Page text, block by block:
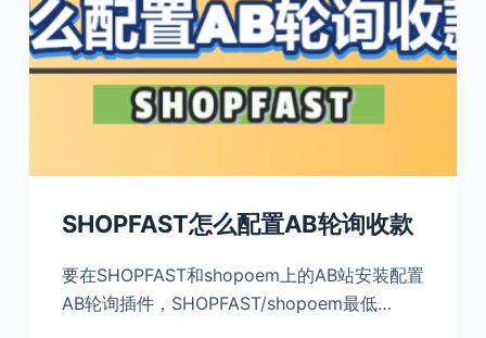
SHOPFAST怎么配置AB轮询收款
要在SHOPFAST和shopoem上的AB站安装配置
AB轮询插件，SHOPFAST/shopoem最低…